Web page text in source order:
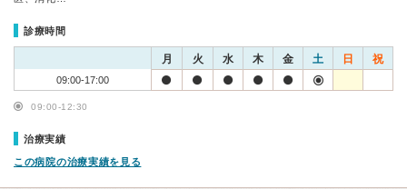
診療時間
月 火 水 木 金 土 日 祝
09:00-17:00
09:00-12:30
治療実績
この病院の治療実績を見る